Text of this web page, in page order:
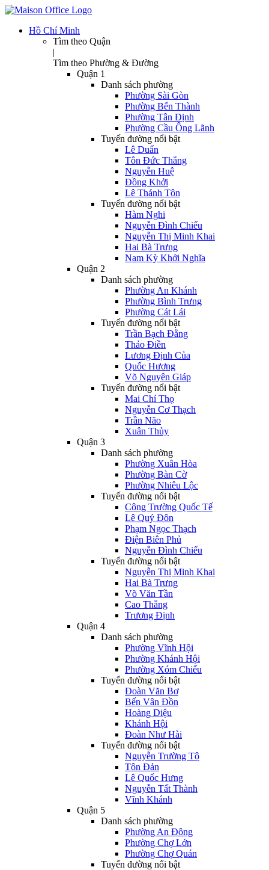
Hồ Chí Minh
Tìm theo Quận
|
Tìm theo Phường & Đường
Quận 1
Danh sách phường
Phường Sài Gòn
Phường Bến Thành
Phường Tân Định
Phường Cầu Ông Lãnh
Tuyến đường nổi bật
Lê Duẩn
Tôn Đức Thắng
Nguyễn Huệ
Đồng Khởi
Lê Thánh Tôn
Tuyến đường nổi bật
Hàm Nghi
Nguyễn Đình Chiểu
Nguyễn Thị Minh Khai
Hai Bà Trưng
Nam Kỳ Khởi Nghĩa
Quận 2
Danh sách phường
Phường An Khánh
Phường Bình Trưng
Phường Cát Lái
Tuyến đường nổi bật
Trần Bạch Đằng
Thảo Điền
Lương Định Của
Quốc Hương
Võ Nguyên Giáp
Tuyến đường nổi bật
Mai Chí Thọ
Nguyễn Cơ Thạch
Trần Não
Xuân Thủy
Quận 3
Danh sách phường
Phường Xuân Hòa
Phường Bàn Cờ
Phường Nhiêu Lộc
Tuyến đường nổi bật
Công Trường Quốc Tế
Lê Quý Đôn
Phạm Ngọc Thạch
Điện Biên Phủ
Nguyễn Đình Chiểu
Tuyến đường nổi bật
Nguyễn Thị Minh Khai
Hai Bà Trưng
Võ Văn Tần
Cao Thắng
Trương Định
Quận 4
Danh sách phường
Phường Vĩnh Hội
Phường Khánh Hội
Phường Xóm Chiếu
Tuyến đường nổi bật
Đoàn Văn Bơ
Bến Vân Đồn
Hoàng Diệu
Khánh Hội
Đoàn Như Hài
Tuyến đường nổi bật
Nguyễn Trường Tộ
Tôn Đản
Lê Quốc Hưng
Nguyễn Tất Thành
Vĩnh Khánh
Quận 5
Danh sách phường
Phường An Đông
Phường Chợ Lớn
Phường Chợ Quán
Tuyến đường nổi bật